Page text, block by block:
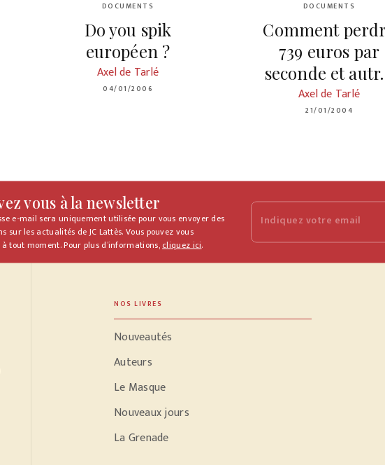
DOCUMENTS
Do you spik
européen ?
Axel de Tarlé
04/01/2006
DOCUMENTS
Comment
739 euros par
seconde et
Axel de Tarlé
21/01/2004
vous à la newsletter
e-mail sera uniquement utilisée pour vous envoyer des
sur les actualités de JC Lattès. Vous pouvez vous
tout moment. Pour plus d’informations,cliquez ici.
Indiquez votre email
NOS LIVRES
Nouveautés
Auteurs
Le Masque
Nouveaux jours
La Grenade